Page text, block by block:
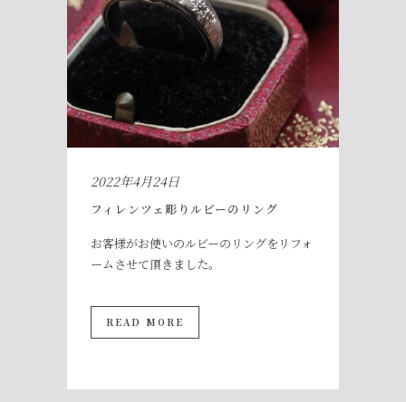
2022年4月24日
フィレンツェ彫りルビーのリング
お客様がお使いのルビーのリングをリフォ
ームさせて頂きました。
READ MORE